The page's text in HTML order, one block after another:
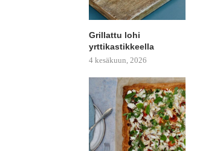
Grillattu lohi
yrttikastikkeella
4 kesäkuun, 2026